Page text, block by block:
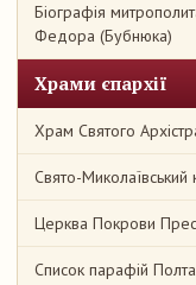
Біографія
Федора (Бубнюка)
Храми єпархії
Храм Святого
Свято-
Церква Покрови
Список парафій